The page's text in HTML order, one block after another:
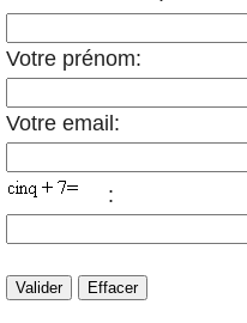
Votre prénom:
Votre email:
: